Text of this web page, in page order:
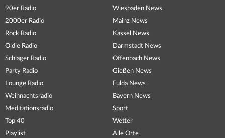
90er Radio
2000er Radio
Rock Radio
Oldie Radio
Schlager Radio
Party Radio
Lounge Radio
Weihnachtsradio
Meditationsradio
Top 40
Playlist
Wiesbaden News
Mainz News
Kassel News
Darmstadt News
Offenbach News
Gießen News
Fulda News
Bayern News
Sport
Wetter
Alle Orte